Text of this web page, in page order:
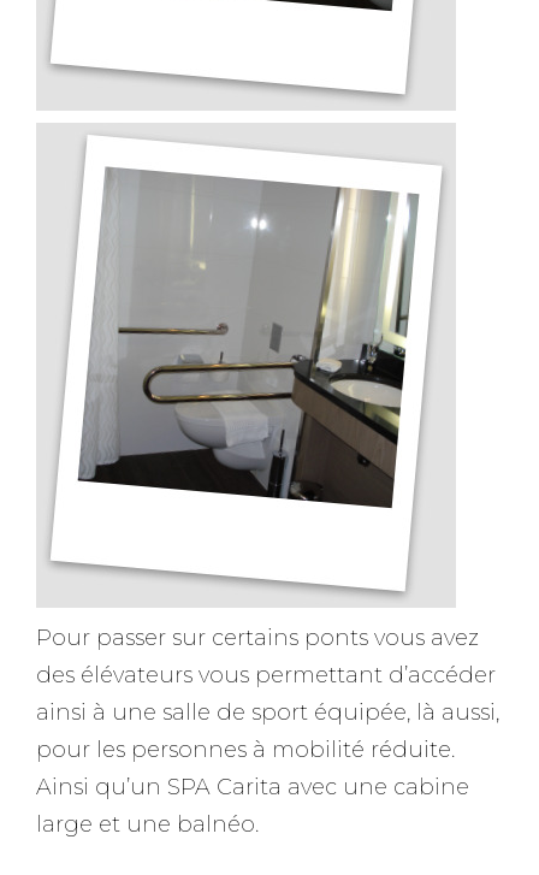
Pour passer sur certains ponts vous avez
des élévateurs vous permettant d’accéder
ainsi à une salle de sport équipée, là aussi,
pour les personnes à mobilité réduite.
Ainsi qu’un SPA Carita avec une cabine
large et une balnéo.